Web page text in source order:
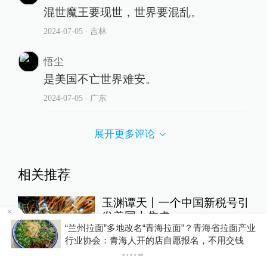
混世魔王要现世，世界要混乱。
2024-07-05∙ 吉林
悟尘
是美国不亡世界难安。
2024-07-05∙ 广东
展开更多评论
相关推荐
玉渊谭天丨一个中国新税号引
发美国大焦虑
自贸区连线 18小时前
你有权知道更多
下载澎湃新闻客户端
下载APP